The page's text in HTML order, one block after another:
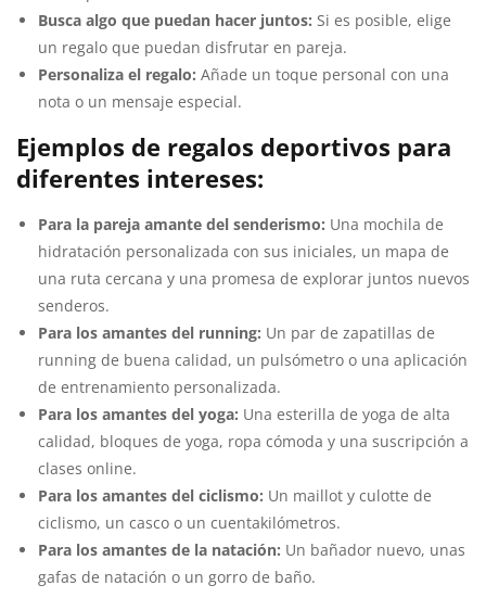
Busca algo que puedan hacer juntos: Si es posible, elige
un regalo que puedan disfrutar en pareja.
Personaliza el regalo: Añade un toque personal con una
nota o un mensaje especial.
Ejemplos de regalos deportivos para
diferentes intereses:
Para la pareja amante del senderismo: Una mochila de
hidratación personalizada con sus iniciales, un mapa de
una ruta cercana y una promesa de explorar juntos nuevos
senderos.
Para los amantes del running: Un par de zapatillas de
running de buena calidad, un pulsómetro o una aplicación
de entrenamiento personalizada.
Para los amantes del yoga: Una esterilla de yoga de alta
calidad, bloques de yoga, ropa cómoda y una suscripción a
clases online.
Para los amantes del ciclismo: Un maillot y culotte de
ciclismo, un casco o un cuentakilómetros.
Para los amantes de la natación: Un bañador nuevo, unas
gafas de natación o un gorro de baño.